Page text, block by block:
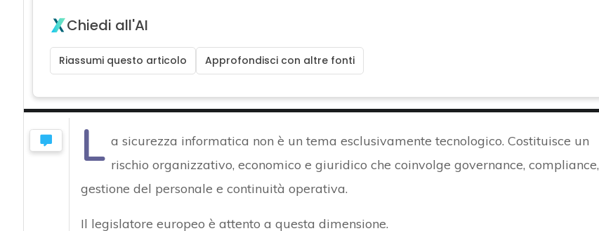
Chiedi all'AI
Riassumi questo articolo Approfondisci con altre fonti
L a sicurezza informatica non è un tema esclusivamente tecnologico. Costituisce un
rischio organizzativo, economico e giuridico che coinvolge governance, compliance,
gestione del personale e continuità operativa.
Il legislatore europeo è attento a questa dimensione.